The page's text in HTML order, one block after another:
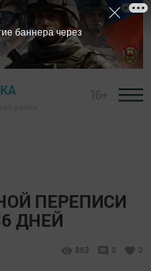
ПЕРЕПИСИ
ДНЕЙ
863 0 0
баннера через